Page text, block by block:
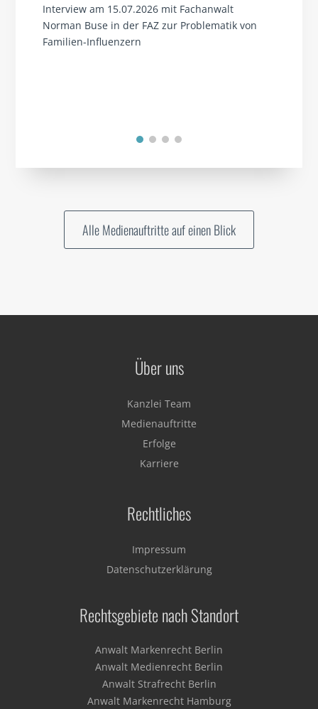
Interview am 15.07.2026 mit Fachanwalt
Norman Buse in der FAZ zur Problematik von
Familien-Influenzern
Alle Medienauftritte auf einen Blick
Über uns
Kanzlei Team
Medienauftritte
Erfolge
Karriere
Rechtliches
Impressum
Datenschutzerklärung
Rechtsgebiete nach Standort
Anwalt Markenrecht Berlin
Anwalt Medienrecht Berlin
Anwalt Strafrecht Berlin
Anwalt Markenrecht Hamburg